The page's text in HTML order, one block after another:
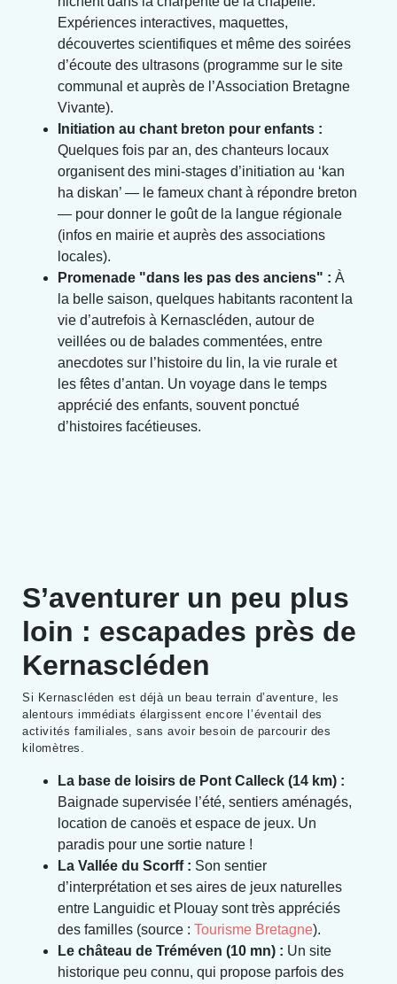
Expériences interactives, maquettes,
découvertes scientifiques et même des soirées
d’écoute des ultrasons (programme sur le site
communal et auprès de l’Association Bretagne
Vivante).
Initiation au chant breton pour enfants :
Quelques fois par an, des chanteurs locaux
organisent des mini-stages d’initiation au ‘kan
ha diskan’ — le fameux chant à répondre breton
— pour donner le goût de la langue régionale
(infos en mairie et auprès des associations
locales).
Promenade "dans les pas des anciens" : À
la belle saison, quelques habitants racontent la
vie d’autrefois à Kernascléden, autour de
veillées ou de balades commentées, entre
anecdotes sur l’histoire du lin, la vie rurale et
les fêtes d’antan. Un voyage dans le temps
apprécié des enfants, souvent ponctué
d’histoires facétieuses.
S’aventurer un peu plus
loin : escapades près de
Kernascléden
Si Kernascléden est déjà un beau terrain d’aventure, les
alentours immédiats élargissent encore l’éventail des
activités familiales, sans avoir besoin de parcourir des
kilomètres.
La base de loisirs de Pont Calleck (14 km) :
Baignade supervisée l’été, sentiers aménagés,
location de canoës et espace de jeux. Un
paradis pour une sortie nature !
La Vallée du Scorff : Son sentier
d’interprétation et ses aires de jeux naturelles
entre Languidic et Plouay sont très appréciés
des familles (source : Tourisme Bretagne).
Le château de Tréméven (10 mn) : Un site
historique peu connu, qui propose parfois des